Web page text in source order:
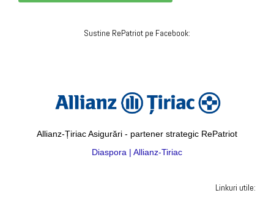
Sustine RePatriot pe Facebook:
Allianz-Țiriac Asigurări - partener strategic RePatriot
Diaspora | Allianz-Tiriac
Linkuri utile: